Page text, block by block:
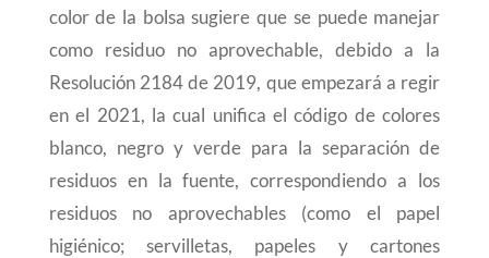
color de la bolsa sugiere que se puede manejar
como residuo no aprovechable, debido a la
Resolución 2184 de 2019, que empezará a regir
en el 2021, la cual unifica el código de colores
blanco, negro y verde para la separación de
residuos en la fuente, correspondiendo a los
residuos no aprovechables (como el papel
higiénico; servilletas, papeles y cartones